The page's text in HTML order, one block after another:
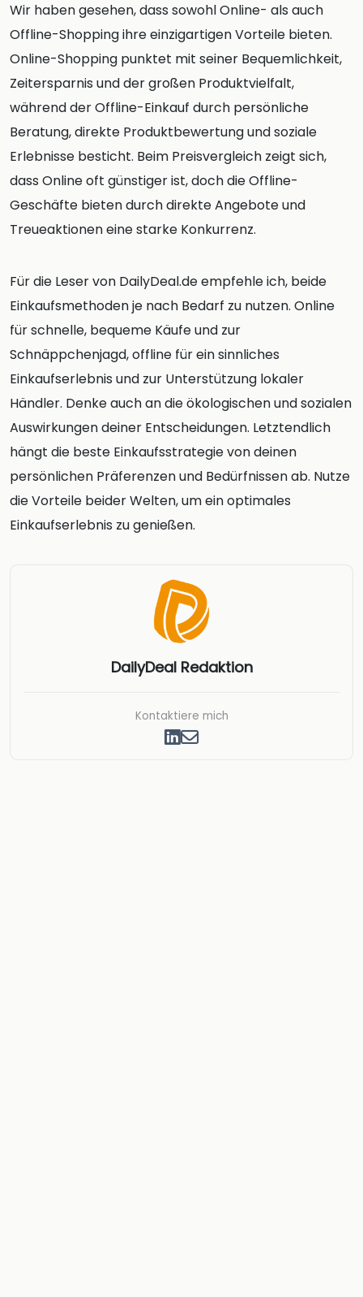
Wir haben gesehen, dass sowohl Online- als auch
Offline-Shopping ihre einzigartigen Vorteile bieten.
Online-Shopping punktet mit seiner Bequemlichkeit,
Zeitersparnis und der großen Produktvielfalt,
während der Offline-Einkauf durch persönliche
Beratung, direkte Produktbewertung und soziale
Erlebnisse besticht. Beim Preisvergleich zeigt sich,
dass Online oft günstiger ist, doch die Offline-
Geschäfte bieten durch direkte Angebote und
Treueaktionen eine starke Konkurrenz.
Für die Leser von DailyDeal.de empfehle ich, beide
Einkaufsmethoden je nach Bedarf zu nutzen. Online
für schnelle, bequeme Käufe und zur
Schnäppchenjagd, offline für ein sinnliches
Einkaufserlebnis und zur Unterstützung lokaler
Händler. Denke auch an die ökologischen und sozialen
Auswirkungen deiner Entscheidungen. Letztendlich
hängt die beste Einkaufsstrategie von deinen
persönlichen Präferenzen und Bedürfnissen ab. Nutze
die Vorteile beider Welten, um ein optimales
Einkaufserlebnis zu genießen.
DailyDeal Redaktion
Kontaktiere mich